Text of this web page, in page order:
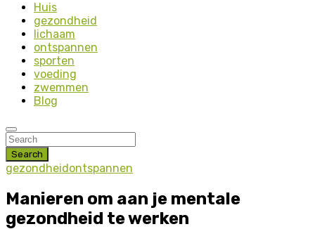
Huis
gezondheid
lichaam
ontspannen
sporten
voeding
zwemmen
Blog
Search
gezondheidontspannen
Manieren om aan je mentale
gezondheid te werken